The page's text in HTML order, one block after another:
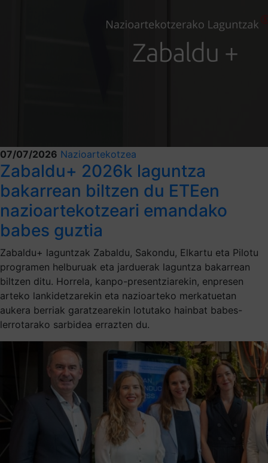
07/07/2026 Nazioartekotzea
Zabaldu+ 2026k laguntza
bakarrean biltzen du ETEen
nazioartekotzeari emandako
babes guztia
Zabaldu+ laguntzak Zabaldu, Sakondu, Elkartu eta Pilotu
programen helburuak eta jarduerak laguntza bakarrean
biltzen ditu. Horrela, kanpo-presentziarekin, enpresen
arteko lankidetzarekin eta nazioarteko merkatuetan
aukera berriak garatzearekin lotutako hainbat babes-
lerrotarako sarbidea errazten du.